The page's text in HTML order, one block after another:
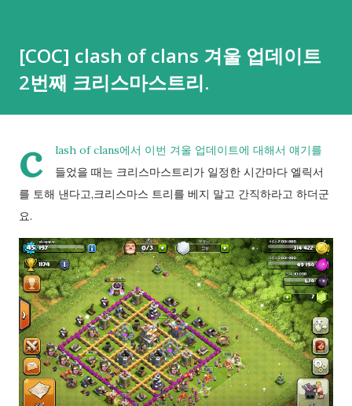
[COC] clash of clans 겨울 업데이트
2번째 크리스마스트리.
c
lash of clans에서 이번 겨울 업데이트에 대해서 얘기를
들었을 때는 크리스마스트리가 일정한 시간마다 엘릭서
를 토해 낸다고,크리스마스 트리를 베지 말고 간직하라고 하더군
요.